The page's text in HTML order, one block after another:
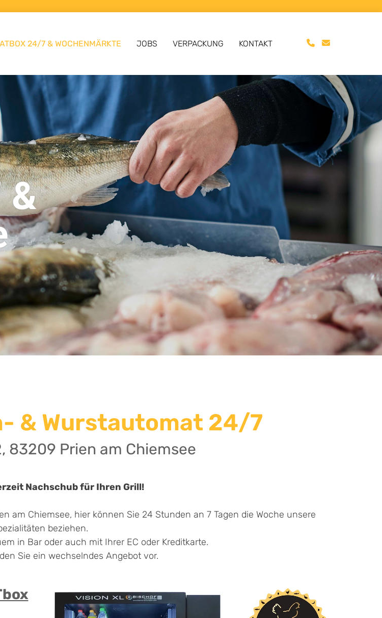
24/7 & WOCHENMÄRKTE JOBS VERPACKUNG KONTAKT
&
& Wurstautomat 24/7
83209 Prien am Chiemsee
Nachschub für Ihren Grill!
am Chiemsee, hier können Sie 24 Stunden an 7 Tagen die Woche unsere
beziehen.
in Bar oder auch mit Ihrer EC oder Kreditkarte.
Sie ein wechselndes Angebot vor.